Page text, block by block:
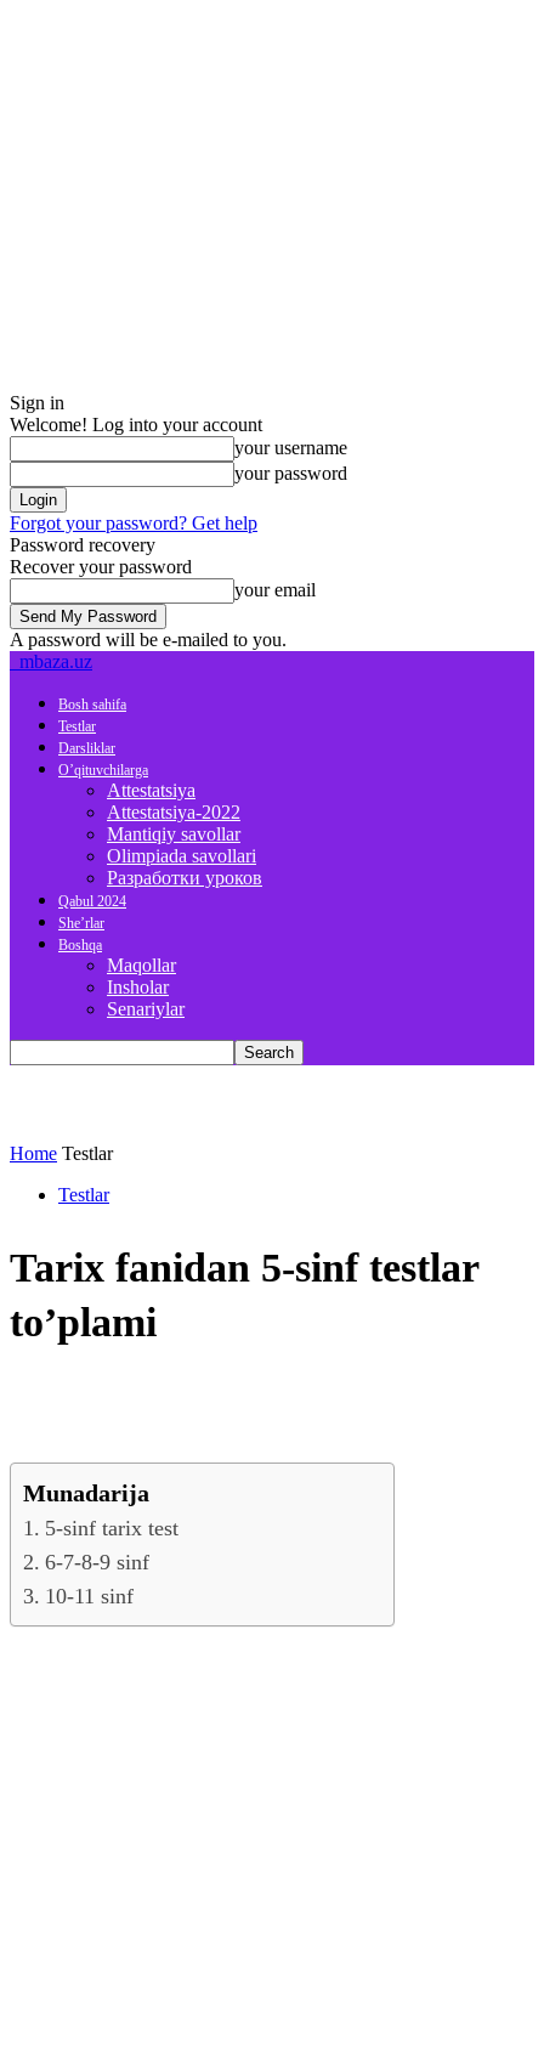
Sign in
Welcome! Log into your account
your username
your password
Forgot your password? Get help
Password recovery
Recover your password
your email
A password will be e-mailed to you.
mbaza.uz
Bosh sahifa
Testlar
Darsliklar
O’qituvchilarga
Attestatsiya
Attestatsiya-2022
Mantiqiy savollar
Olimpiada savollari
Разработки уроков
Qabul 2024
She’rlar
Boshqa
Maqollar
Insholar
Senariylar
Home Testlar
Testlar
Tarix fanidan 5-sinf testlar
to’plami
Munadarija
5-sinf tarix test
6-7-8-9 sinf
10-11 sinf